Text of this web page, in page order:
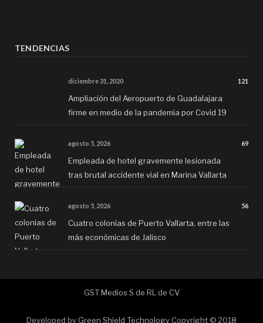
TENDENCIAS
diciembre 31, 2020 121
Ampliación del Aeropuerto de Guadalajara
firme en medio de la pandemia por Covid 19
agosto 5, 2026 69
Empleada de hotel gravemente lesionada
tras brutal accidente vial en Marina Vallarta
agosto 5, 2026 56
Cuatro colonias de Puerto Vallarta, entre las
más económicas de Jalisco
GST Medios S de RL de CV
Developed by Green Shield Technology Copyright © 2018